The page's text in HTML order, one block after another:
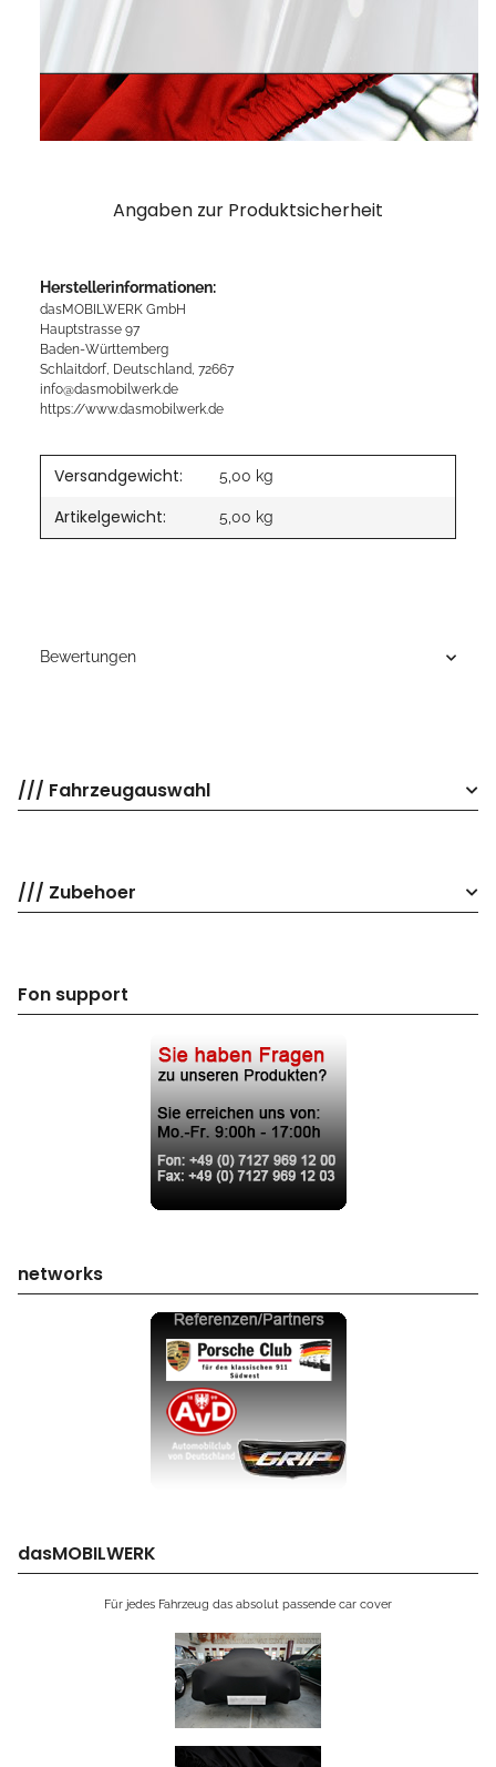
Angaben zur Produktsicherheit
Herstellerinformationen:
dasMOBILWERK GmbH
Hauptstrasse 97
Baden-Württemberg
Schlaitdorf, Deutschland, 72667
info@dasmobilwerk.de
https://www.dasmobilwerk.de
Versandgewicht: 5,00 kg
Artikelgewicht: 5,00 kg
Bewertungen
/// Fahrzeugauswahl
/// Zubehoer
Fon support
networks
dasMOBILWERK
Für jedes Fahrzeug das absolut passende car cover